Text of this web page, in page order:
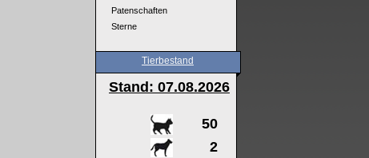
Patenschaften
Sterne
Tierbestand
Stand: 07.08.2026
50
2